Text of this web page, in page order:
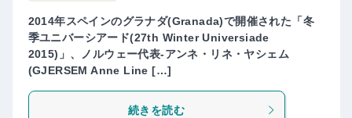
2014年スペインのグラナダ(Granada)で開催された「冬
季ユニバーシアード(27th Winter Universiade
2015)」、ノルウェー代表-アンネ・リネ・ヤシェム
(GJERSEM Anne Line […]
続きを読む